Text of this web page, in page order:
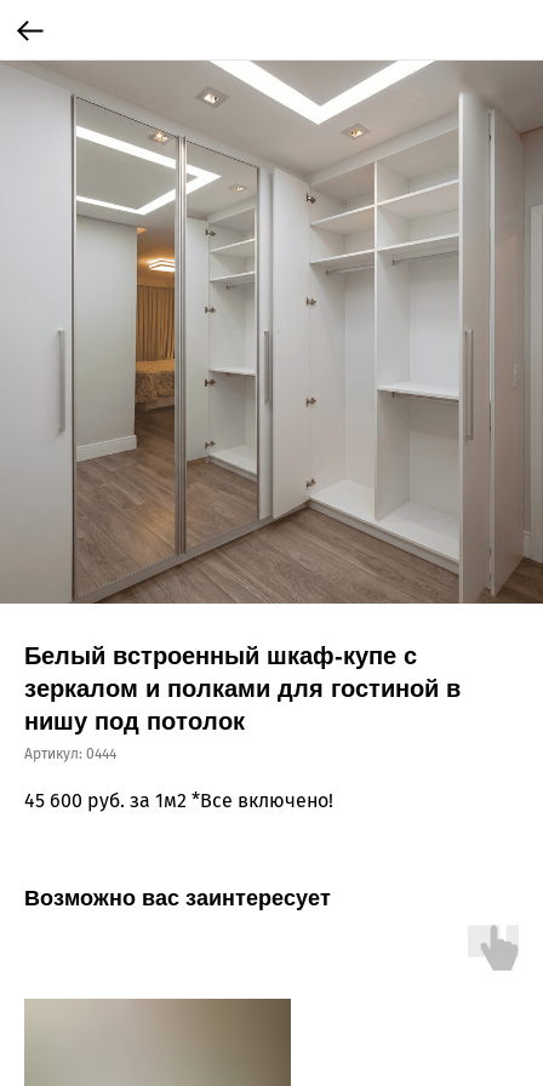
Белый встроенный шкаф-купе с
зеркалом и полками для гостиной в
нишу под потолок
Артикул: 0444
45 600 руб. за 1м2 *Все включено!
Возможно вас заинтересует